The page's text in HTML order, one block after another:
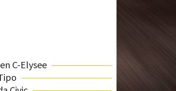
C-Elysee